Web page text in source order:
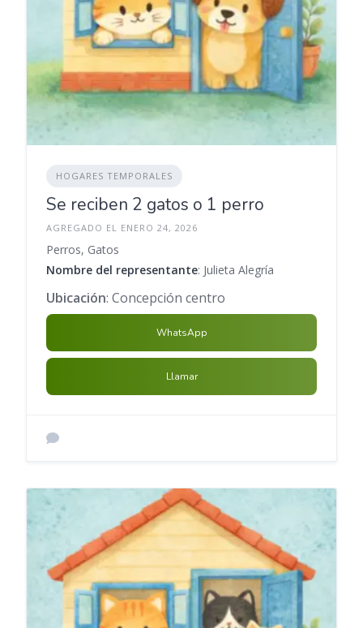
HOGARES TEMPORALES
Se reciben 2 gatos o 1 perro
AGREGADO EL ENERO 24, 2026
Perros, Gatos
Nombre del representante: Julieta Alegría
Ubicación: Concepción centro
WhatsApp
Llamar